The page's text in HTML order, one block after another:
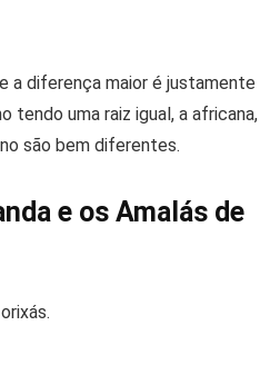
a diferença maior é justamente
tendo uma raiz igual, a africana,
são bem diferentes.
e os Amalás de